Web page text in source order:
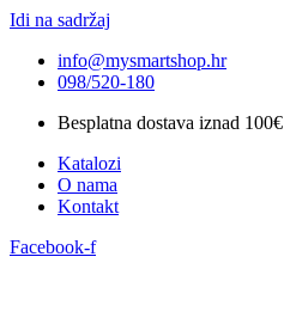
Idi na sadržaj
info@mysmartshop.hr
098/520-180
Besplatna dostava iznad 100€
Katalozi
O nama
Kontakt
Facebook-f